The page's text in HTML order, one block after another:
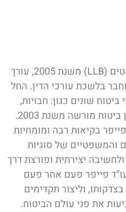
בעל תואר ראשון במשפטים (LLB) משנת 2005, עורך
דין מוסמך משנת 2007 וחבר בלשכת עורכי הדין. החל
ביטוח שונים כגון: חבויות,
פנסיה, חיים ורכוש, סוכן ביטוח מורשה משנת 2003.
בקיאות רבה ומומחיות
והמשפטיים של סוגיות
יצירתית ופורצת דרך
פייפר פעם אחר פעם
וליצור תקדימים
את פני עולם הביטוח.